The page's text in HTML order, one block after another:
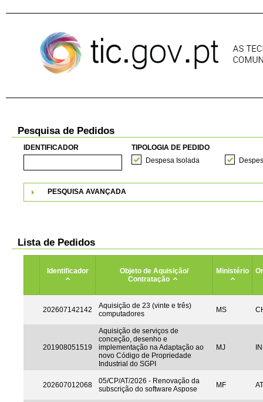
Pesquisa de Pedidos
IDENTIFICADOR
TIPOLOGIA DE PEDIDO
Despesa Isolada
PESQUISA AVANÇADA
Lista de Pedidos
Identificador
Objeto de Aquisição/
Contratação
Ministério
202607142142
Aquisição de 23 (vinte e três)
computadores
MS
201908051519
Aquisição de serviços de
conceção, desenho e
implementação na Adaptação ao
novo Código de Propriedade
Industrial do SGPI
MJ
202607012068
05/CP/AT/2026 - Renovação da
subscrição do software Aspose
MF AT